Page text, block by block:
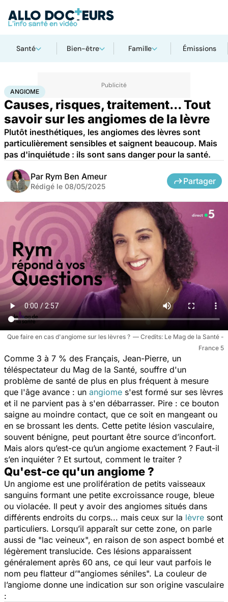
Santé Bien-être Famille Émissions
AccueilSanté
ANGIOME
Causes, risques, traitement... Tout
savoir sur les angiomes de la lèvre
Plutôt inesthétiques, les angiomes des lèvres sont
particulièrement sensibles et saignent beaucoup. Mais
pas d'inquiétude : ils sont sans danger pour la santé.
Par Rym Ben Ameur
Rédigé le 08/05/2025
Partager
Que faire en cas d'angiome sur les lèvres ?
Le Mag de la Santé -
France 5
Comme 3 à 7 % des Français, Jean-Pierre, un
téléspectateur du Mag de la Santé, souffre d'un
problème de santé de plus en plus fréquent à mesure
que l'âge avance : un angiome s'est formé sur ses lèvres
et il ne parvient pas à s'en débarrasser. Pire : ce bouton
saigne au moindre contact, que ce soit en mangeant ou
en se brossant les dents. Cette petite lésion vasculaire,
souvent bénigne, peut pourtant être source d’inconfort.
Mais alors qu’est-ce qu’un angiome exactement ? Faut-il
s’en inquiéter ? Et surtout, comment le traiter ?
Qu'est-ce qu'un angiome ?
Un angiome est une prolifération de petits vaisseaux
sanguins formant une petite excroissance rouge, bleue
ou violacée. Il peut y avoir des angiomes situés dans
différents endroits du corps... mais ceux sur la lèvre sont
particuliers. Lorsqu’il apparaît sur cette zone, on parle
aussi de "lac veineux", en raison de son aspect bombé et
légèrement translucide. Ces lésions apparaissent
généralement après 60 ans, ce qui leur vaut parfois le
nom peu flatteur d’"angiomes séniles". La couleur de
l’angiome donne une indication sur son origine vasculaire
: